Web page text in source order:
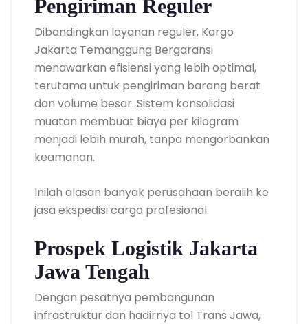
Pengiriman Reguler
Dibandingkan layanan reguler, Kargo
Jakarta Temanggung Bergaransi
menawarkan efisiensi yang lebih optimal,
terutama untuk pengiriman barang berat
dan volume besar. Sistem konsolidasi
muatan membuat biaya per kilogram
menjadi lebih murah, tanpa mengorbankan
keamanan.
Inilah alasan banyak perusahaan beralih ke
jasa ekspedisi cargo profesional.
Prospek Logistik Jakarta
Jawa Tengah
Dengan pesatnya pembangunan
infrastruktur dan hadirnya tol Trans Jawa,